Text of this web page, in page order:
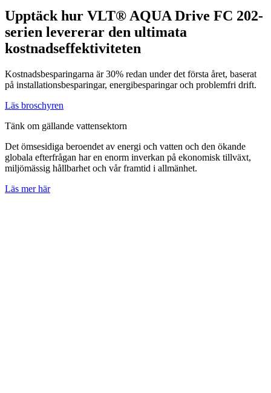
Upptäck hur VLT® AQUA Drive FC 202-
serien levererar den ultimata
kostnadseffektiviteten
Kostnadsbesparingarna är 30% redan under det första året, baserat
på installationsbesparingar, energibesparingar och problemfri drift.
Läs broschyren
Tänk om gällande vattensektorn
Det ömsesidiga beroendet av energi och vatten och den ökande
globala efterfrågan har en enorm inverkan på ekonomisk tillväxt,
miljömässig hållbarhet och vår framtid i allmänhet.
Läs mer här